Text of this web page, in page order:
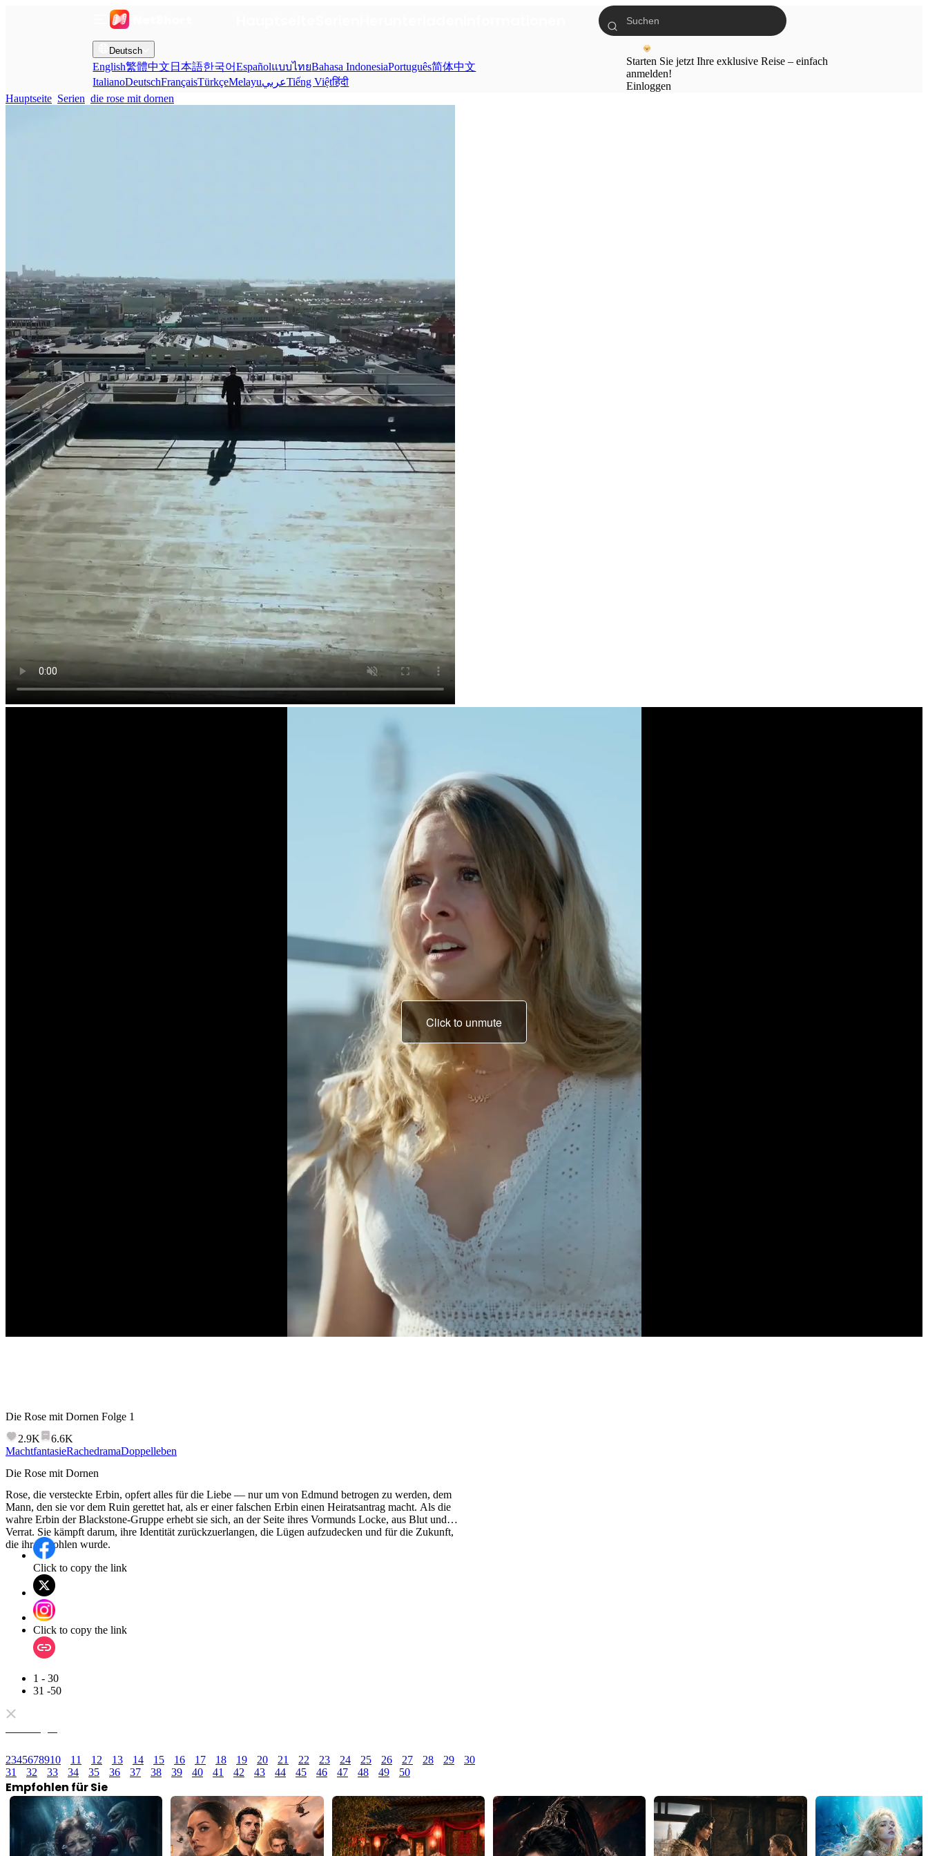
Deutsch
English繁體中文 日本語한국어EspañolแบบไทยBahasa IndonesiaPortuguês简体中文
ItalianoDeutschFrançaisTürkçeMelayuعربيTiếng Việtहिंदी
Starten Sie jetzt Ihre exklusive Reise – einfach
anmelden!
Einloggen
Hauptseite Serien die rose mit dornen
Click to unmute
Kein Ausweg.
Die Rose mit Dornen Folge 1
2.9K
6.6K
MachtfantasieRachedramaDoppelleben
Die Rose mit Dornen
Rose, die versteckte Erbin, opfert alles für die Liebe — nur um von Edmund betrogen zu werden, dem
Mann, den sie vor dem Ruin gerettet hat, als er einer falschen Erbin einen Heiratsantrag macht. Als die
wahre Erbin der Blackstone-Gruppe erhebt sie sich, an der Seite ihres Vormunds Locke, aus Blut und
Verrat. Sie kämpft darum, ihre Identität zurückzuerlangen, die Lügen aufzudecken und für die Zukunft,
die ihr gestohlen wurde.
Click to copy the link
Click to copy the link
1 - 30
31 -50
2345678910 11 12 13 14 15 16 17 18 19 20 21 22 23 24 25 26 27 28 29
30
31
32 33 34 35 36 37 38 39 40 41 42 43 44 45 46 47 48 49 50
Empfohlen für Sie